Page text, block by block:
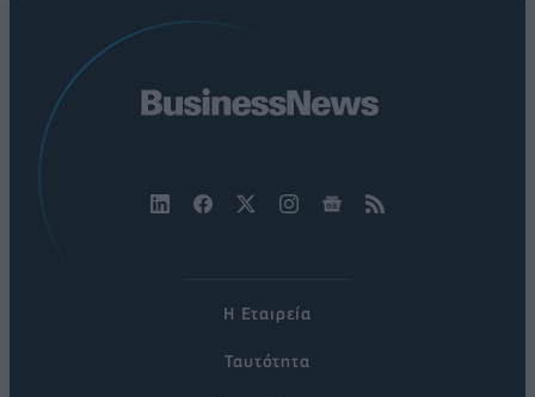
Η Εταιρεία
Ταυτότητα